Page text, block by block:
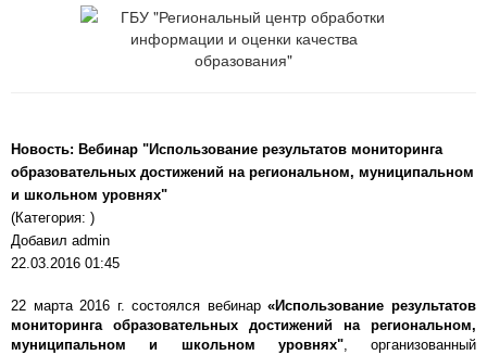
Новость: Вебинар "Использование результатов мониторинга
образовательных достижений на региональном, муниципальном
и школьном уровнях"
(Категория: )
Добавил admin
22.03.2016 01:45
22 марта 2016 г. состоялся вебинар«Использование результатов
мониторинга образовательных достижений на региональном,
муниципальном и школьном уровнях", организованный